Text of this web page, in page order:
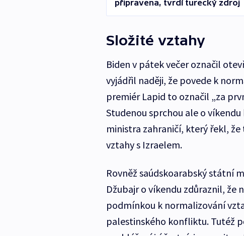
připravena, tvrdí turecký zdroj
Složité vztahy
Biden v pátek večer označil
vyjádřil naději, že povede k
premiér Lapid to označil „za
Studenou sprchou ale o
ministra zahraničí, který řekl,
vztahy s Izraelem.
Rovněž saúdskoarabský státní
Džubajr o víkendu zdůraznil, že
podmínkou k normalizování
palestinského konfliktu. Tutéž